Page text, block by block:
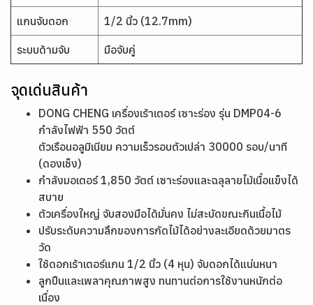
แกนจับดอก 1/2 นิ้ว (12.7mm)
ระบบด้ามจับ มือจับคู่
จุดเด่นสินค้า
DONG CHENG เครื่องเร้าเตอร์ เซาะร่อง รุ่น DMP04-6
กำลังไฟฟ้า 550 วัตต์
ตัวเรือนอลูมิเนียม ความเร็วรอบตัวเปล่า 30000 รอบ/นาที
(ดองเช็ง)
กำลังมอเตอร์ 1,850 วัตต์ เซาะร่องและฉลุลายไม้เนื้อแข็งได้
สบาย
ตัวเครื่องใหญ่ จับสองมือได้มั่นคง ไม่สะบัดขณะกินเนื้อไม้
ปรับระดับความลึกของการกัดไม้ได้อย่างละเอียดด้วยมาตร
วัด
ใช้ดอกเร้าเตอร์แกน 1/2 นิ้ว (4 หุน) จับดอกได้แน่นหนา
ลูกปืนและเพลาคุณภาพสูง ทนทานต่อการใช้งานหนักต่อ
เนื่อง